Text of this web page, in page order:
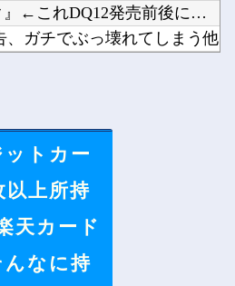
『ドラクエ9 リメイク』←これDQ12発売前後に出ると思う？...
、ガチでぶっ壊れてしまう他
Powered by livedoor 相互RSS
ットカー
以上所持
天カード
なに持